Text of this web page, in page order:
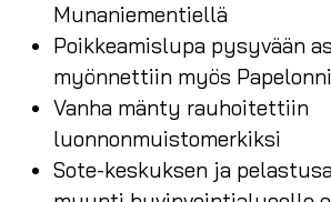
Munaniementiellä
Poikkeamislupa pysyvään
myönnettiin myös
Vanha mänty rauhoitettiin
luonnonmuistomerkiksi
Sote-keskuksen ja